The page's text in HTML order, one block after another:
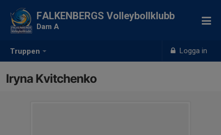
Truppen Logga in
FALKENBERGS Volleybollklubb
Dam A
Iryna Kvitchenko